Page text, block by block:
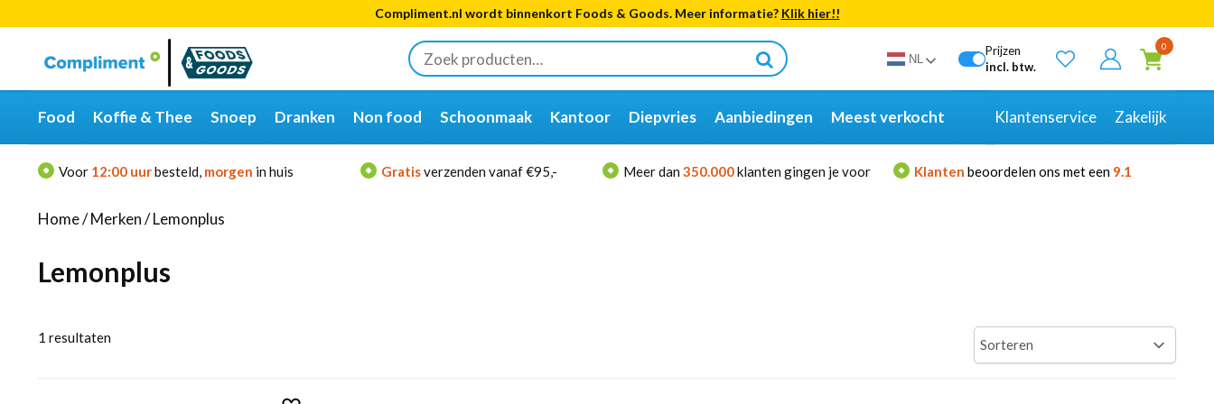
Compliment.nl wordt binnenkort Foods & Goods. Meer informatie? Klik hier!!
Zoeken
naar:
Categorieën
Merken
NL
Prijzen
incl. btw.
0
Food Koffie & Thee Snoep Dranken Non food Schoonmaak Kantoor Diepvries Aanbiedingen Meest verkocht Klantenservice Zakelijk
Voor 12:00 uurbesteld, morgen in huis Gratisverzenden vanaf €95,- Meer dan 350.000klanten gingen je voor Klanten beoordelen ons met een 9.1
Home/Merken/Lemonplus
Lemonplus
1 resultaten